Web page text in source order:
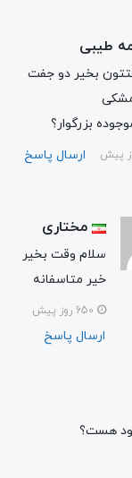
طیبی
بخیر دو جفت
مشکی
بزرگوار؟
ارسال پاسخ
مختاری
سلام وقت بخیر
خیر متاسفانه
ارسال پاسخ
هست؟